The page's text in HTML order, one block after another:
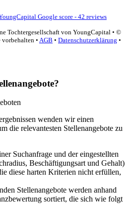
Google score - 42 reviews
Tochtergesellschaft von YoungCapital • ©
• AGB • Datenschutzerklärung •
wenden wir einen
die relevantesten Stellenangebote zu
Suchanfrage und der eingestellten
Beschäftigungsart und Gehalt)
diese harten Kriterien nicht erfüllen,
Stellenangebote werden anhand
sortiert, die sich wie folgt